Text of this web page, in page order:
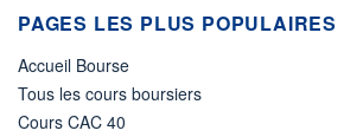
PAGES LES PLUS POPULAIRES
Accueil Bourse
Tous les cours boursiers
Cours CAC 40